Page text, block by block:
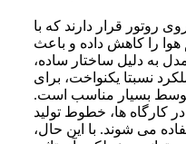
روتور قرار دارند که با
را کاهش داده و باعث
به دلیل ساختار ساده،
نسبتا یکنواخت، برای
بسیار مناسب است.
کارگاه ها، خطوط تولید
می شوند. با این حال،